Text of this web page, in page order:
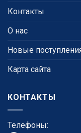
Контакты
О нас
Новые
Карта сайта
КОНТАКТЫ
Телефоны: